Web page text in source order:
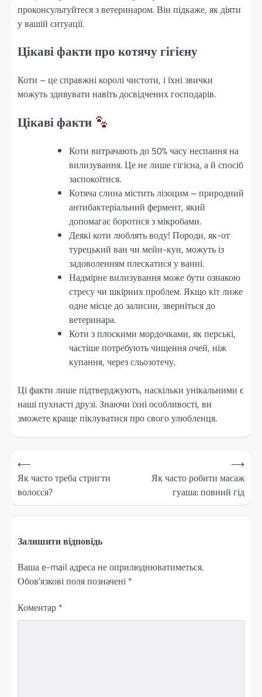
проконсультуйтеся з ветеринаром. Він підкаже, як діяти
у вашій ситуації.
Цікаві факти про котячу гігієну
Коти – це справжні королі чистоти, і їхні звички
можуть здивувати навіть досвідчених господарів.
Цікаві факти
Коти витрачають до 50% часу неспання на
вилизування. Це не лише гігієна, а й спосіб
заспокоїтися.
Котяча слина містить лізоцим – природний
антибактеріальний фермент, який
допомагає боротися з мікробами.
Деякі коти люблять воду! Породи, як-от
турецький ван чи мейн-кун, можуть із
задоволенням плескатися у ванні.
Надмірне вилизування може бути ознакою
стресу чи шкірних проблем. Якщо кіт лиже
одне місце до залисин, зверніться до
ветеринара.
Коти з плоскими мордочками, як перські,
частіше потребують чищення очей, ніж
купання, через сльозотечу.
Ці факти лише підтверджують, наскільки унікальними є
наші пухнасті друзі. Знаючи їхні особливості, ви
зможете краще піклуватися про свого улюбленця.
Навігація
записів
⟵
Як часто треба стригти
волосся?
Як часто робити масаж
гуаша: повний гід
⟶
Залишити відповідь
Ваша e-mail адреса не оприлюднюватиметься.
Обов’язкові поля позначені *
Коментар *